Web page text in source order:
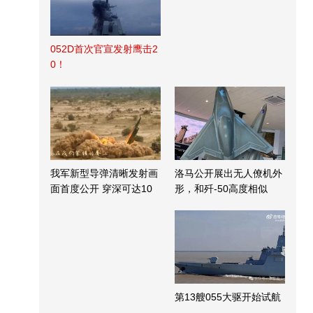
052D首次官宣发射鹰击2
0！
我军新型导弹清晰发射画
面首度公开 穿深可达10
洛马公开展出无人僚机外
形，和歼-50高度相似
第13艘055大驱开始试航